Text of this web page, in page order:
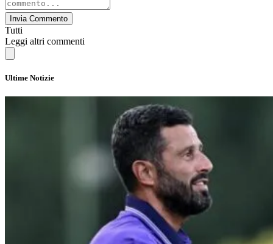
Invia Commento
Tutti
Leggi altri commenti
Ultime Notizie